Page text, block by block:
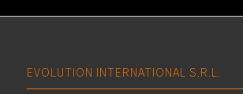
EVOLUTION INTERNATIONAL S.R.L.